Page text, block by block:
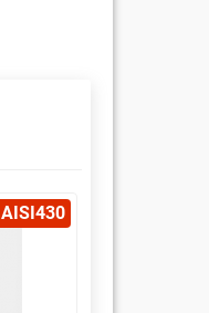
AISI430